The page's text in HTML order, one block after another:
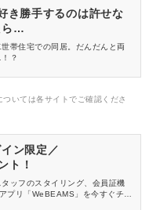
き勝手するのは許せな
ら…
帯住宅での同居。だんだんと両
？
いては各サイトでご確認くださ
ン限定／
ト！
ッフのスタイリング、会員証機
プリ「WeBEAMS」を今すぐチェ